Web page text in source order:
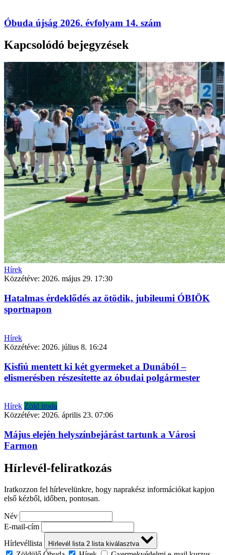
Óbuda újság 2026. évfolyam 14. szám
Kapcsolódó bejegyzések
Hírek
Közzétéve: 2026. május 29. 17:30
Hatalmas érdeklődés az ötödik, jubileumi ÓBIÖK
sportnapon
Hírek
Közzétéve: 2026. július 8. 16:24
Kisfiú mentett ki két gyermeket a Dunából –
elismerésben részesítette az óbudai polgármester
Hírek Zöld iroda
Közzétéve: 2026. április 23. 07:06
Május elején helyszínbejárást tartunk a Városi
Farmon
Hírlevél-feliratkozás
Iratkozzon fel hírlevelünkre, hogy naprakész információkat kapjon
első kézből, időben, pontosan.
Név
E-mail-cím
Hírlevéllista
Hírlevél lista 2 lista kiválasztva